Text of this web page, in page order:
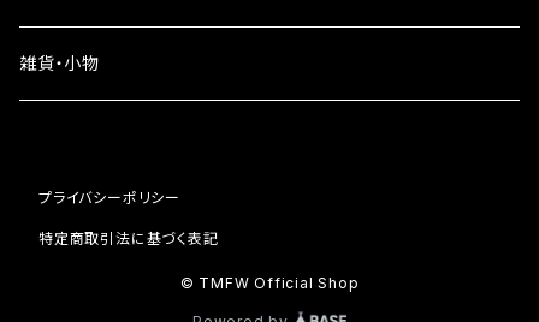
iPhone16
iPhone15
iPhone13
雑貨・小物
プライバシーポリシー
特定商取引法に基づく表記
© TMFW Official Shop